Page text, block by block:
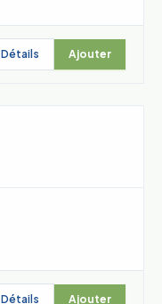
Détails Ajouter
Détails Ajouter